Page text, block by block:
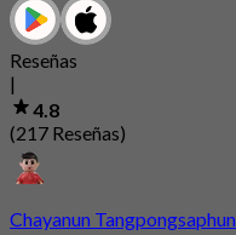
Reseñas
|
4.8
(217 Reseñas)
Chayanun Tangpongsaphun